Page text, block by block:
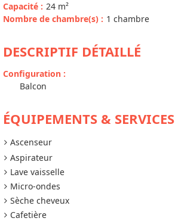
Capacité : 24 m²
Nombre de chambre(s) : 1 chambre
DESCRIPTIF DÉTAILLÉ
Configuration :
Balcon
ÉQUIPEMENTS & SERVICES
Ascenseur
Aspirateur
Lave vaisselle
Micro-ondes
Sèche cheveux
Cafetière